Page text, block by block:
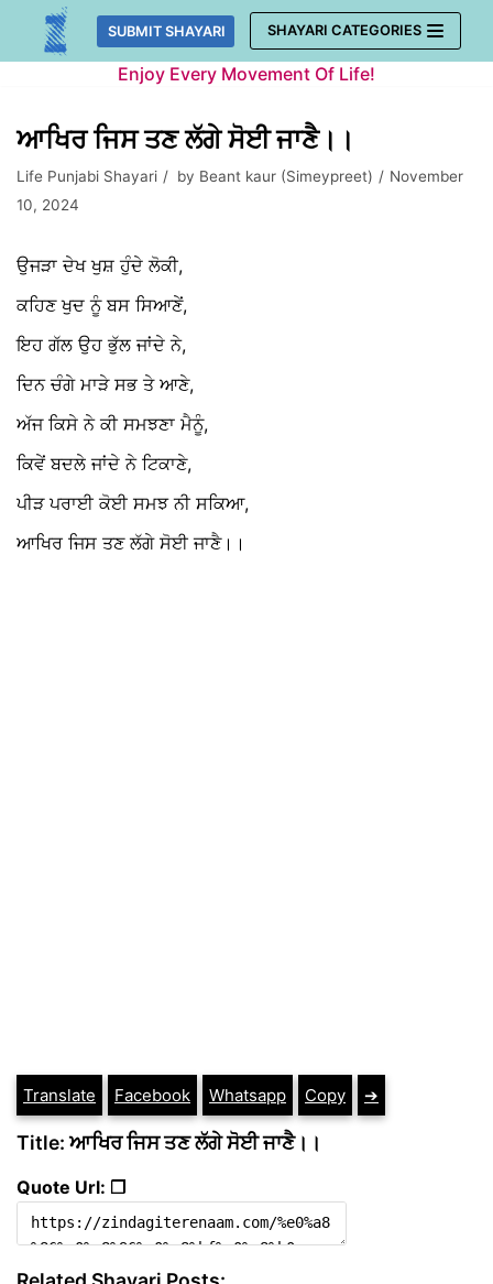
Skip
SUBMIT SHAYARI SHAYARI CATEGORIES
Enjoy Every Movement Of Life!
ਆਖਿਰ ਜਿਸ ਤਣ ਲੱਗੇ ਸੋਈ ਜਾਣੈ।।
Life Punjabi Shayari by Beant kaur (Simeypreet)
November
10, 2024
ਉਜੜਾ ਦੇਖ ਖੁਸ਼ ਹੁੰਦੇ ਲੋਕੀ,
ਕਹਿਣ ਖੁਦ ਨੂੰ ਬਸ ਸਿਆਣੇਂ,
ਇਹ ਗੱਲ ਉਹ ਭੁੱਲ ਜਾਂਦੇ ਨੇ,
ਦਿਨ ਚੰਗੇ ਮਾੜੇ ਸਭ ਤੇ ਆਣੇ,
ਅੱਜ ਕਿਸੇ ਨੇ ਕੀ ਸਮਝਣਾ ਮੈਨੂੰ,
ਕਿਵੇਂ ਬਦਲੇ ਜਾਂਦੇ ਨੇ ਟਿਕਾਣੇ,
ਪੀੜ ਪਰਾਈ ਕੋਈ ਸਮਝ ਨੀ ਸਕਿਆ,
ਆਖਿਰ ਜਿਸ ਤਣ ਲੱਗੇ ਸੋਈ ਜਾਣੈ।।
Translate Facebook Whatsapp Copy ➔
Title: ਆਖਿਰ ਜਿਸ ਤਣ ਲੱਗੇ ਸੋਈ ਜਾਣੈ।।
Quote Url: ❐